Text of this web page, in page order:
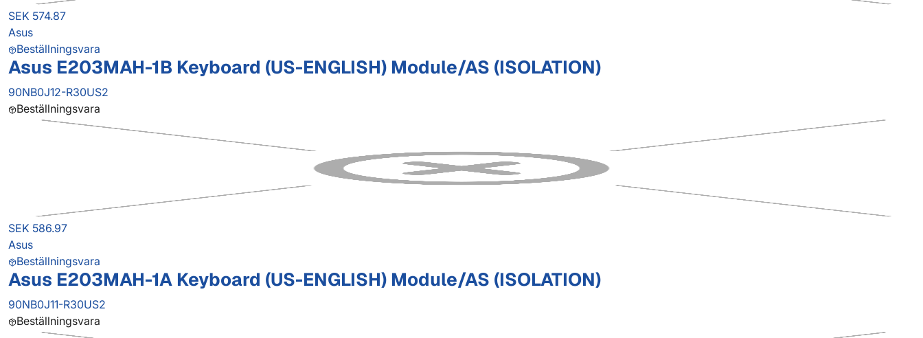
SEK 574.87
Asus
Beställningsvara
Asus E203MAH-1B Keyboard (US-ENGLISH) Module/AS (ISOLATION)
90NB0J12-R30US2
Beställningsvara
SEK 586.97
Asus
Beställningsvara
Asus E203MAH-1A Keyboard (US-ENGLISH) Module/AS (ISOLATION)
90NB0J11-R30US2
Beställningsvara